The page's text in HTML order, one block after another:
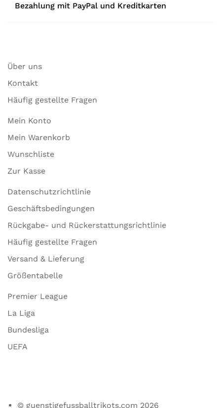
Bezahlung mit PayPal und Kreditkarten
Über uns
Kontakt
Häufig gestellte Fragen
Mein Konto
Mein Warenkorb
Wunschliste
Zur Kasse
Datenschutzrichtlinie
Geschäftsbedingungen
Rückgabe- und Rückerstattungsrichtlinie
Häufig gestellte Fragen
Versand & Lieferung
Größentabelle
Premier League
La Liga
Bundesliga
UEFA
© guenstigefussballtrikots.com 2026